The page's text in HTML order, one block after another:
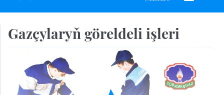
Gazçylaryň göreldeli işleri